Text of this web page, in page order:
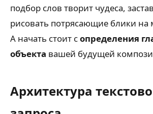
подбор слов творит чудеса,
рисовать потрясающие блики на
А начать стоит сопределения
объекта вашей будущей
Архитектура